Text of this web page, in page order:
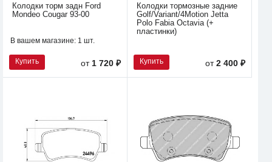
Колодки торм задн Ford
Mondeo Cougar 93-00
В вашем магазине: 1 шт.
Купить от 1 720 ₽
Колодки тормозные задние
Golf/Variant/4Motion Jetta
Polo Fabia Octavia (+
пластинки)
Купить от2 400 ₽